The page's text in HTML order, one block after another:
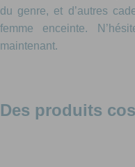
du genre, et d’autres
femme enceinte.
maintenant.
Des produits